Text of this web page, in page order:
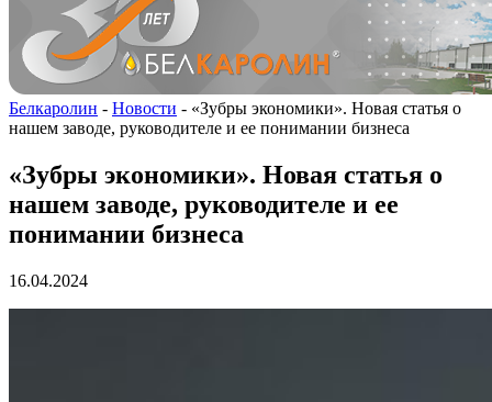
Белкаролин - Новости - «Зубры экономики». Новая статья о
нашем заводе, руководителе и ее понимании бизнеса
«Зубры экономики». Новая статья о
нашем заводе, руководителе и ее
понимании бизнеса
16.04.2024